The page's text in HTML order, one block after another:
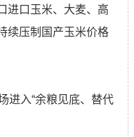
进口玉米、大麦、高
续压制国产玉米价格
进入“余粮见底、替代